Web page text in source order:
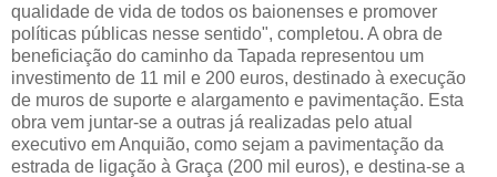
qualidade de vida de todos os baionenses e promover
políticas públicas nesse sentido", completou. A obra de
beneficiação do caminho da Tapada representou um
investimento de 11 mil e 200 euros, destinado à execução
de muros de suporte e alargamento e pavimentação. Esta
obra vem juntar-se a outras já realizadas pelo atual
executivo em Anquião, como sejam a pavimentação da
estrada de ligação à Graça (200 mil euros), e destina-se a